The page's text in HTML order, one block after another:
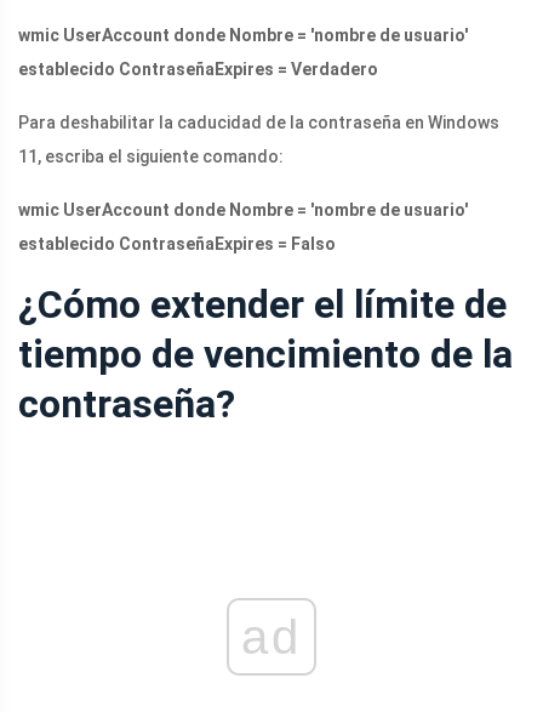
wmic UserAccount donde Nombre = 'nombre de usuario'
establecido ContraseñaExpires = Verdadero
Para deshabilitar la caducidad de la contraseña en Windows
11, escriba el siguiente comando:
wmic UserAccount donde Nombre = 'nombre de usuario'
establecido ContraseñaExpires = Falso
¿Cómo extender el límite de
tiempo de vencimiento de la
contraseña?
ad